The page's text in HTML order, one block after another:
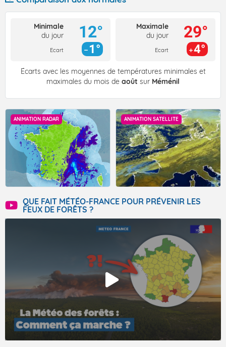
Minimale
du jour
Ecart
12°
1°
Maximale
du jour
Ecart
29°
4°
Écarts avec les moyennes de températures minimales et
maximales du mois de août sur Méménil
ANIMATION RADAR ANIMATION SATELLITE
QUE FAIT MÉTÉO-FRANCE POUR PRÉVENIR LES
FEUX DE FORÊTS ?